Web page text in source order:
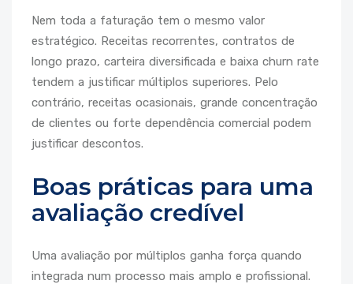
Nem toda a faturação tem o mesmo valor
estratégico. Receitas recorrentes, contratos de
longo prazo, carteira diversificada e baixa churn rate
tendem a justificar múltiplos superiores. Pelo
contrário, receitas ocasionais, grande concentração
de clientes ou forte dependência comercial podem
justificar descontos.
Boas práticas para uma
avaliação credível
Uma avaliação por múltiplos ganha força quando
integrada num processo mais amplo e profissional.